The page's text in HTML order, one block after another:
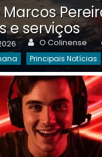
e serviços
Author
O Colinense
Principais Notícias